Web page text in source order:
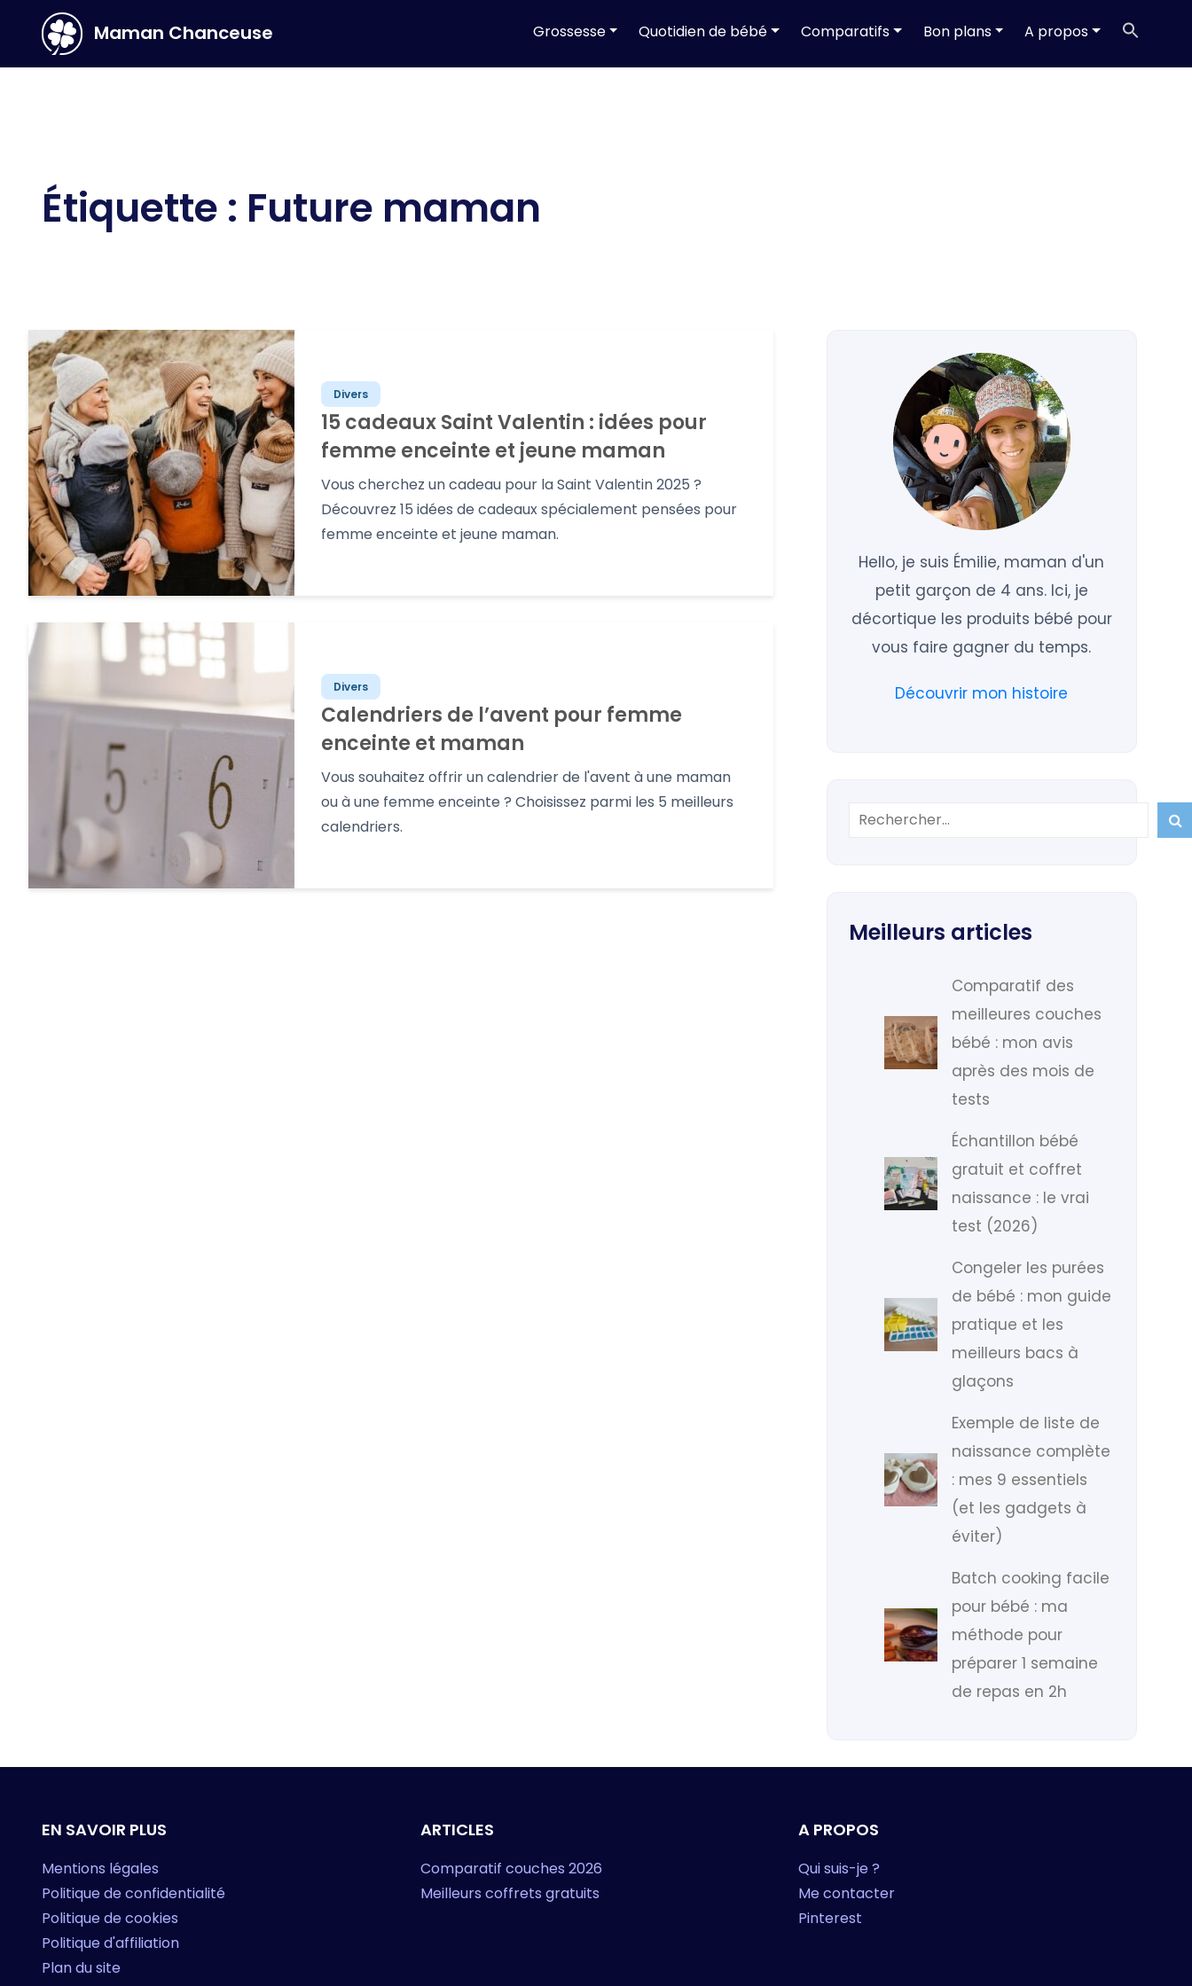
Main Navigation
Maman Chanceuse Grossesse Quotidien de bébé Comparatifs Bon plans A propos
Étiquette : Future maman
Divers
15 cadeaux Saint Valentin : idées pour
femme enceinte et jeune maman
Vous cherchez un cadeau pour la Saint Valentin 2025 ?
Découvrez 15 idées de cadeaux spécialement pensées pour
femme enceinte et jeune maman.
Divers
Calendriers de l’avent pour femme
enceinte et maman
Vous souhaitez offrir un calendrier de l'avent à une maman
ou à une femme enceinte ? Choisissez parmi les 5 meilleurs
calendriers.
Hello, je suis Émilie, maman d'un
petit garçon de 4 ans. Ici, je
décortique les produits bébé pour
vous faire gagner du temps.
Découvrir mon histoire

Meilleurs articles
Comparatif des
meilleures couches
bébé : mon avis
après des mois de
tests
Échantillon bébé
gratuit et coffret
naissance : le vrai
test (2026)
Congeler les purées
de bébé : mon guide
pratique et les
meilleurs bacs à
glaçons
Exemple de liste de
naissance complète
: mes 9 essentiels
(et les gadgets à
éviter)
Batch cooking facile
pour bébé : ma
méthode pour
préparer 1 semaine
de repas en 2h
EN SAVOIR PLUS
Mentions légales
Politique de confidentialité
Politique de cookies
Politique d'affiliation
Plan du site
ARTICLES
Comparatif couches 2026
Meilleurs coffrets gratuits
A PROPOS
Qui suis-je ?
Me contacter
Pinterest